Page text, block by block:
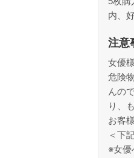
内、
注意
女優
危険
んの
り、
お客
＜下
※女優